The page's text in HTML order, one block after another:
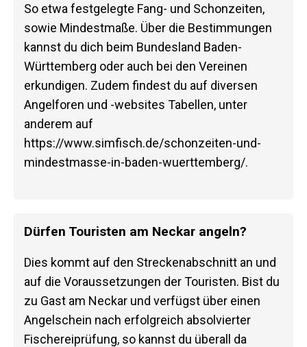
So etwa festgelegte Fang- und Schonzeiten,
sowie Mindestmaße. Über die Bestimmungen
kannst du dich beim Bundesland Baden-
Württemberg oder auch bei den Vereinen
erkundigen. Zudem findest du auf diversen
Angelforen und -websites Tabellen, unter
anderem auf
https://www.simfisch.de/schonzeiten-und-
mindestmasse-in-baden-wuerttemberg/.
Dürfen Touristen am Neckar angeln?
Dies kommt auf den Streckenabschnitt an und
auf die Voraussetzungen der Touristen. Bist du
zu Gast am Neckar und verfügst über einen
Angelschein nach erfolgreich absolvierter
Fischereiprüfung, so kannst du überall da